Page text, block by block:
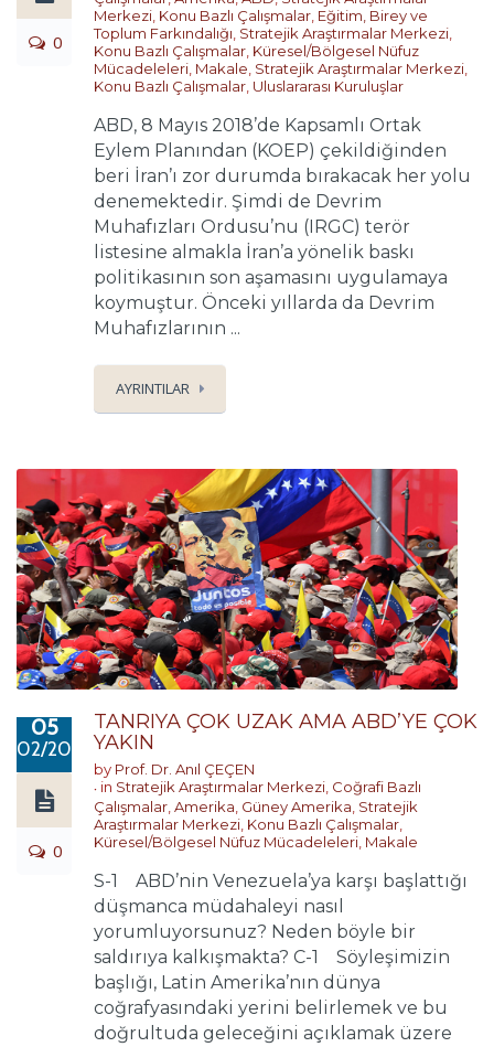
0
Merkezi Konu Bazlı Çalışmalar Eğitim, Birey ve
Toplum Farkındalığı Stratejik Araştırmalar Merkezi
Konu Bazlı Çalışmalar Küresel/Bölgesel Nüfuz
Mücadeleleri Makale Stratejik Araştırmalar Merkezi
Konu Bazlı Çalışmalar Uluslararası Kuruluşlar
ABD, 8 Mayıs 2018’de Kapsamlı Ortak
Eylem Planından (KOEP) çekildiğinden
beri İran’ı zor durumda bırakacak her yolu
denemektedir. Şimdi de Devrim
Muhafızları Ordusu’nu (IRGC) terör
listesine almakla İran’a yönelik baskı
politikasının son aşamasını uygulamaya
koymuştur. Önceki yıllarda da Devrim
Muhafızlarının ...
AYRINTILAR
05
02/2019
0
TANRIYA ÇOK UZAK AMA ABD’YE ÇOK
YAKIN
by Prof. Dr. Anıl ÇEÇEN
in Stratejik Araştırmalar Merkezi Coğrafi Bazlı
Çalışmalar Amerika Güney Amerika Stratejik
Araştırmalar Merkezi Konu Bazlı Çalışmalar
Küresel/Bölgesel Nüfuz Mücadeleleri Makale
S-1 ABD’nin Venezuela’ya karşı başlattığı
düşmanca müdahaleyi nasıl
yorumluyorsunuz? Neden böyle bir
saldırıya kalkışmakta? C-1 Söyleşimizin
başlığı, Latin Amerika’nın dünya
coğrafyasındaki yerini belirlemek ve bu
doğrultuda geleceğini açıklamak üzere